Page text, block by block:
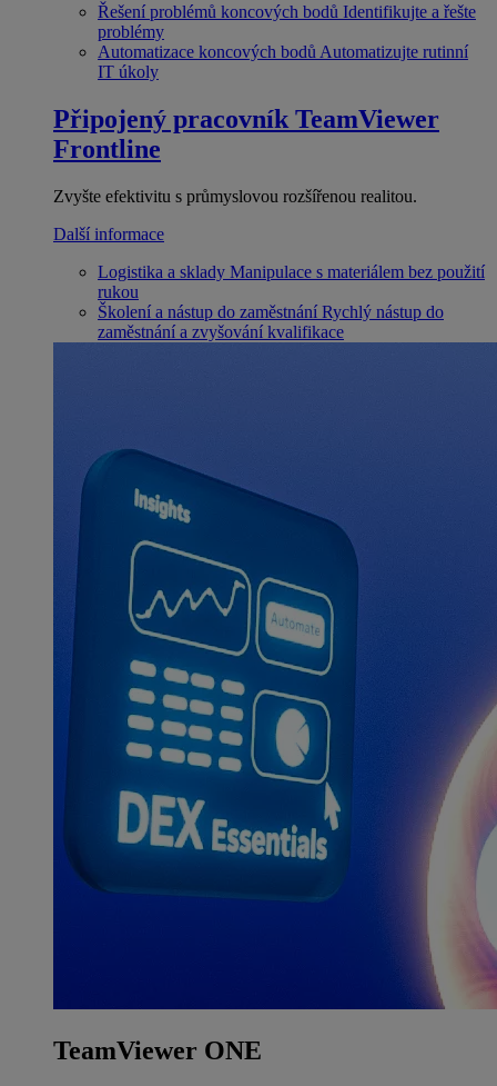
Řešení problémů koncových bodů Identifikujte a řešte
problémy
Automatizace koncových bodů Automatizujte rutinní
IT úkoly
Připojený pracovník TeamViewer
Frontline
Zvyšte efektivitu s průmyslovou rozšířenou realitou.
Další informace
Logistika a sklady Manipulace s materiálem bez použití
rukou
Školení a nástup do zaměstnání Rychlý nástup do
zaměstnání a zvyšování kvalifikace
TeamViewer ONE